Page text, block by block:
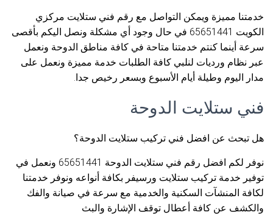
خدمتنا مميزة ويمكن التواصل مع رقم فني ستلايت مركزي
الكويت 65651441 في حال وجود أي مشكلة ونصل اليكم بأقصى
سرعة أينما كنتم خدمتنا متاحة في كافة مناطق الدوحة ونعمل
عبر نظام ورديات لنلبي كافة الطلبات خدمة مميزة ونعمل على
مدار اليوم وطيلة أيام الأسبوع وبسعر رخيص جدا.
فني ستلايت الدوحة
هل تبحث عن افضل فني تركيب ستلايت الدوحة؟
نوفر لكم افضل رقم فني ستلايت الدوحة 65651441 ونعمل في
توفير خدمة تركيب ستلايت ورسيفر بكافة أنواعه ونوفر خدمتنا
لكافة المنشآت السكنية والخدمية مع سرعة في صيانة والفك
والكشف عن كافة أعطال توقف الإشارة والبث